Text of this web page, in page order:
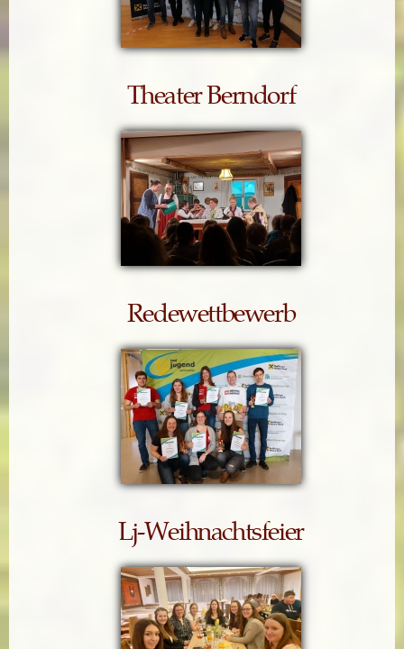
Theater Berndorf
Redewettbewerb
Lj-Weihnachtsfeier